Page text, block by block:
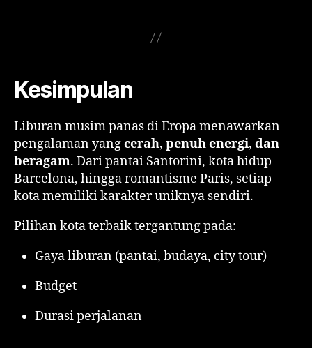
Kesimpulan
Liburan musim panas di Eropa menawarkan
pengalaman yangcerah, penuh energi, dan
beragam. Dari pantai Santorini, kota hidup
Barcelona, hingga romantisme Paris, setiap
kota memiliki karakter uniknya sendiri.
Pilihan kota terbaik tergantung pada:
Gaya liburan (pantai, budaya, city tour)
Budget
Durasi perjalanan